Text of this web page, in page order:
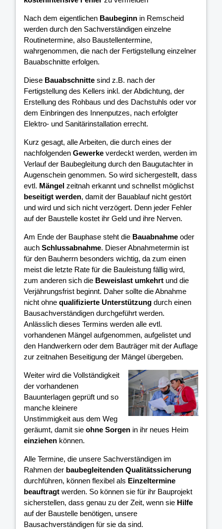
Nach dem eigentlichen Baubeginn in Remscheid
werden durch den Sachverständigen einzelne
Routinetermine, also Baustellentermine,
wahrgenommen, die nach der Fertigstellung einzelner
Bauabschnitte erfolgen.
Diese Bauabschnitte sind z.B. nach der
Fertigstellung des Kellers inkl. der Abdichtung, der
Erstellung des Rohbaus und des Dachstuhls oder vor
dem Einbringen des Innenputzes, nach erfolgter
Elektro- und Sanitärinstallation errecht.
Kurz gesagt, alle Arbeiten, die durch eines der
nachfolgenden Gewerke verdeckt werden, werden im
Verlauf der Baubegleitung durch den Baugutachter in
Augenschein genommen. So wird sichergestellt, dass
evtl. Mängel zeitnah erkannt und schnellst möglichst
beseitigt werden, damit der Bauablauf nicht gestört
und wird und sich nicht verzögert. Denn jeder Fehler
auf der Baustelle kostet ihr Geld und ihre Nerven.
Am Ende der Bauphase steht die Bauabnahme oder
auch Schlussabnahme. Dieser Abnahmetermin ist
für den Bauherrn besonders wichtig, da zum einen
meist die letzte Rate für die Bauleistung fällig wird,
zum anderen sich die Beweislast umkehrt und die
Verjährungsfrist beginnt. Daher sollte die Abnahme
nicht ohne qualifizierte Unterstützung durch einen
Bausachverständigen durchgeführt werden.
Anlässlich dieses Termins werden alle evtl.
vorhandenen Mängel aufgenommen, aufgelistet und
den Handwerkern oder dem Bauträger mit der Auflage
zur zeitnahen Beseitigung der Mängel übergeben.
Weiter wird die Vollständigkeit
der vorhandenen
Bauunterlagen geprüft und so
manche kleinere
Unstimmigkeit aus dem Weg
geräumt, damit sie ohne Sorgen in ihr neues Heim
einziehen können.
Alle Termine, die unsere Sachverständigen im
Rahmen der baubegleitenden Qualitätssicherung
durchführen, können flexibel als Einzeltermine
beauftragt werden. So können sie für ihr Bauprojekt
sicherstellen, dass genau zu der Zeit, wenn sie Hilfe
auf der Baustelle benötigen, unsere
Bausachverständigen für sie da sind.